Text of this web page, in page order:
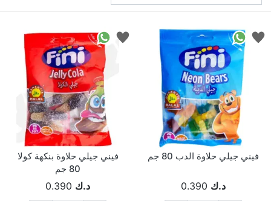
فيني جيلي حلاوة الدب 80 جم
د.ك 0.390
فيني جيلي حلاوة بنكهة كولا
80 جم
د.ك 0.390